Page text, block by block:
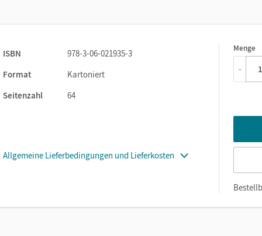
und Wirklichkeit: Autoren wie Horacio Quiroga, Joaquín Pasos,
zeitgenössischer
ISBN
978-3-06-021935-3
Format
Kartoniert
Seitenzahl
64
Allgemeine Lieferbedingungen und Lieferkosten
Menge
1
-